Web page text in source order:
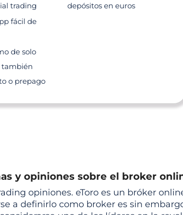
trading
fácil de
de solo
también
o prepago
depósitos en euros
y opiniones sobre el broker
opiniones. eToro es un bróker
a definirlo como broker es sin